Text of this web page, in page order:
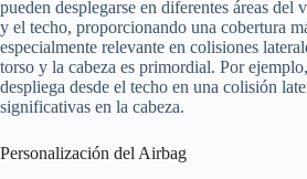
pueden desplegarse en diferentes áreas del
y el techo, proporcionando una cobertura
especialmente relevante en colisiones
torso y la cabeza es primordial. Por
despliega desde el techo en una colisión
significativas en la cabeza.
Personalización del Airbag